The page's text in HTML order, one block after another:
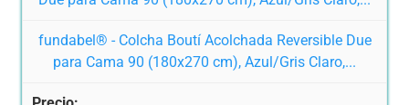
fundabel® - Colcha Boutí Acolchada Reversible Due
para Cama 90 (180x270 cm), Azul/Gris Claro,...